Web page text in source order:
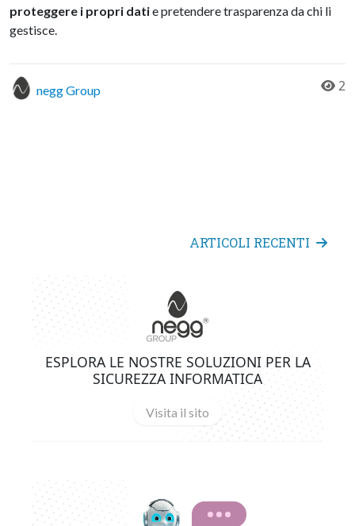
proteggere i propri datie pretendere trasparenza da chi li
gestisce.
negg Group 2
ARTICOLI RECENTI
ESPLORA LE NOSTRE SOLUZIONI PER LA
SICUREZZA INFORMATICA
Visita il sito